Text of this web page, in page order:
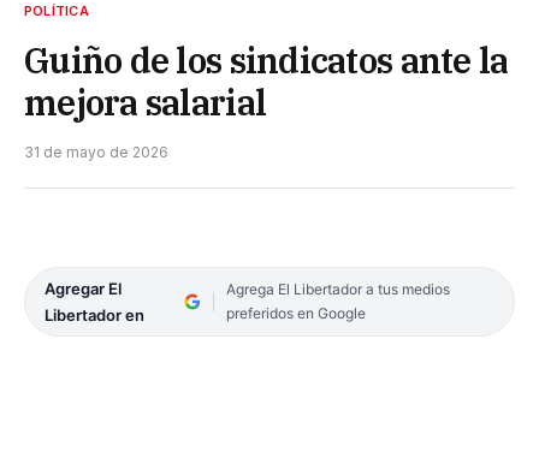
POLÍTICA
Guiño de los sindicatos ante la
mejora salarial
31 de mayo de 2026
Agregar El
Libertador en
Agrega El Libertador a tus medios
preferidos en Google